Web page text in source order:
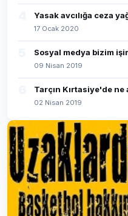
Yasak avcılığa ceza
17 Ocak 2020
Sosyal medya bizim
09 Nisan 2019
Tarçın Kırtasiye'de
02 Nisan 2019